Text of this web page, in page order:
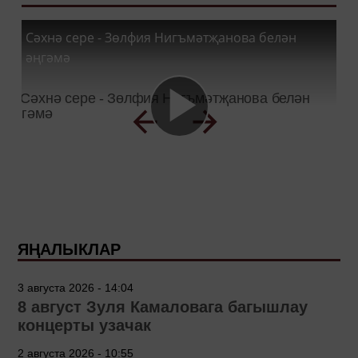
Сәхнә сере - Зөлфия Нигъмәтҗанова белән
әңгәмә
ЯҢАЛЫКЛАР
3 августа 2026 - 14:04
8 август Зуля Камаловага багышлау
концерты узачак
2 августа 2026 - 10:55